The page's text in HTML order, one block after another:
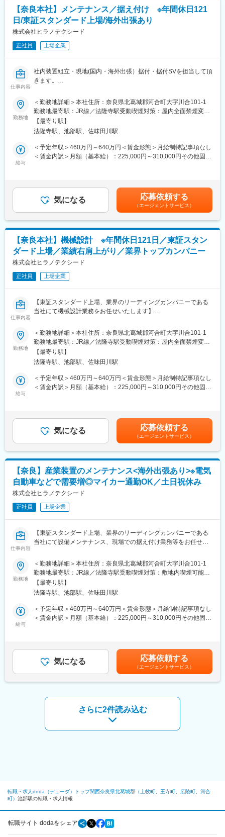
■組織構成：
各店舗には社員1～3名、スタッフ20名規模の従業員が在籍してお
り、約3～5店舗あたり1名のスーパーバイザー担当（30代～50代
女性、男性）が付いています。
を中心に京都、三重に店舗展開しており、今後東海など他エリア
への進出も計画中です。さらに今後地域の拡大と共に異業種フラ
変更の範囲：無
■取り扱い製品シルクエラスチンについて
・産官学連携で開発された人工タンパク質を用いた新規医療機器
日本初の遺伝子組み換え技術を用いた医療機器です。
当社は本製品量産の役割を担っております。
・通常の治療では治りにくい「慢性創傷」と呼ばれる傷に有効
「慢性創傷」は治癒に時間がかかり細菌感染等のリスクが高くな
ります。
従来の創傷用シートでは動物性タンパク質が使用されており、副
作用のリスクもありましたが、本製品では人工タンパク質の使用
・治療可能な症状の幅が広がる可能性もあり将来性も高い
半月板損傷への治験も行われ、優れた結果が出ている。今後さら
に広く治験が行われることも決まっており、一般提供へ向けたプ
ロジェクトが進んでいる。
■広陵化学工業株式会社について
1963年にプラスチック射出成形メーカーとして創業。
基本事項をマニュアルに定めルールを文書化し、クリーンルーム
を最適な状態で維持管理する体制を整えております。
・最新設備の導入：多様なニーズに高品質／短納期でお応えいた
します。
射出成形をはじめ、インジェクションブロー、ダイレクトブロー
などの成形技術を用いております。
現場のIT、IoT化を進め品質向上に繋げています。
パンデミックなど国際的に需要が急増する際にも安定供給できる
よう努めています。
【奈良本社】メンテナンス／据え付け ※年間休日121
日/東証スタンダード上場/海外出張あり
株式会社ヒラノテクシード
正社員 上場企業
仕事内容
社内装置組立・現地(国内・海外出張）据付・据付SVを担当して頂
きます。
します。
◎海外出張による業務がございます。
北米エリア、ヨーロッパ、中国、韓国、インドネシア
期間：1案件につき約1カ月程度（最長3カ月程度）出張期間以外
は奈良本社にて勤務。また国内出張（2週間～90日程度）もござ
います。
勤務地
＜勤務地詳細＞本社住所：奈良県北葛城郡河合町大字川合101-1
勤務地最寄駅：JR線／法隆寺駅受動喫煙対策：屋内全面禁煙変更
の範囲：会社の定める事業所
【最寄り駅】
法隆寺駅、池部駅、佐味田川駅
給与
＜予定年収＞460万円～640万円＜賃金形態＞月給制特記事項なし
＜賃金内訳＞月額（基本給）：225,000円～310,000円その他固定
回、5 か月分※想定年収は皆勤手当、TQC手当および、30 時間/月
の残業時間手当を含んでおります。※別途、弊社支給規程に基づ
き、住宅手当、家族手当を支給。賃金はあくまでも目安の金額で
あり、選考を通じて上下する可能性があります。月給(月額)は固定
手当を含めた表記です。
気になる 応募依頼する
（エージェントサービス）
【奈良本社】機械設計 ※年間休日121日／東証スタン
ダード上場／業績右肩上がり／業界トップカンパニー
株式会社ヒラノテクシード
正社員 上場企業
仕事内容
【東証スタンダード上場、業界のリーディングカンパニーである
当社にて機械設計業務をお任せいたします】
・同社営業担当とお客様と詳細な仕様の打ち合わせ
・同社製品の機械設計
・納品への立会い
◎海外出張による業務がございます。
・エリア：北米エリア、ヨーロッパ、中国、韓国、インドネシア
・期間：1案件につき約1か月程度（最長3か月程度）／年間1～2
回の出張
同社製品は業界トップクラスの精度を誇り、顧客要求を確実に再
現するため完全オーダーメイド方式を採用しています。そういっ
た製品を設計するのは難しさもある反面、技術者として非常にや
背景に、製品需要が急増しており、売上高は右肩上がりに伸びて
います。当社の塗工・化工技術は、リチウムイオン電池や半導体
に用いられており、スマートフォンや電気自動車の製造には欠か
せない製品となっています。数年前は、液晶に同社の技術が用い
られていました。このように、同社は時代ごとに最先端のモノに
塗工・化工技術の使用余地がないかを見つけて売り込んでいくの
が戦略であり、それが功を奏し、非常に多くの受注をいただいて
いる状況です。しかも、毎年きちんと昇給していきますので、将
来的に安心です。実際、定年退職者以外の離職率は低く社員より
非常に愛されている会社です。
８7年という長い歴史を持ち、一貫して「熱と風の技術」「塗布と
ライン制御の技術」に特化し事業を取り組んできました。今日ま
での経験と実績は他社にはない、同社ならではの魅力であり、永
遠の宝です。今、注力している薄膜コーティング技術の深耕する
技術を融合化させ、ナノテクノロジー・材料分野への挑戦を開始
しました
勤務地
＜勤務地詳細＞本社住所：奈良県北葛城郡河合町大字川合101-1
勤務地最寄駅：JR線／法隆寺駅受動喫煙対策：屋内全面禁煙変更
の範囲：会社の定める事業所
【最寄り駅】
法隆寺駅、池部駅、佐味田川駅
給与
＜予定年収＞460万円～640万円＜賃金形態＞月給制特記事項なし
＜賃金内訳＞月額（基本給）：225,000円～310,000円その他固定
回、5 か月分※想定年収は皆勤手当、TQC手当および、30 時間/月
の残業時間手当を含んでおります。※別途、弊社支給規程に基づ
き、住宅手当、家族手当を支給。賃金はあくまでも目安の金額で
あり、選考を通じて上下する可能性があります。月給(月額)は固定
手当を含めた表記です。
気になる 応募依頼する
（エージェントサービス）
【奈良】産業装置のメンテナンス<海外出張あり>※電気
自動車などで需要増◎マイカー通勤OK／土日祝休み
株式会社ヒラノテクシード
正社員 上場企業
仕事内容
【東証スタンダード上場、業界のリーディングカンパニーである
当社にて設備メンテナンス、現場での据え付け業務等をお任せい
■業務詳細：装置据付後の立ち上げ試運転調整作業を担当していた
だきます。
L装置調整作業（社内または現地へ出張にて行います）。
L不具合対応、メンテナンス。（問い合わせは月数十件） 定期点
検（年1回：発注べース）、社内テスト対応など
※出張割合は国内：海外＝2:8（海外出張は2ヶ月ほど）です。
回の出張
・出張期間以外は奈良本社にて勤務。国内出張もございます。
・同社製品は業界トップクラスの精度を誇り、顧客要求を確実に
再現するため完全オーダーメイド方式を採用しています。
そういった製品を設計するのは難しさもある反面、技術者として
れており、スマートフォンや電気自動車の製造には欠かせない製
工技術の使用余地がないかを見つけて売り込んでいくのが戦略で
勤務地
＜勤務地詳細＞本社住所：奈良県北葛城郡河合町大字川合101-1
勤務地最寄駅：JR線／法隆寺駅受動喫煙対策：敷地内喫煙可能場
所あり変更の範囲：会社の定める事業所
【最寄り駅】
法隆寺駅、池部駅、佐味田川駅
給与
＜予定年収＞460万円～640万円＜賃金形態＞月給制特記事項なし
＜賃金内訳＞月額（基本給）：225,000円～310,000円その他固定
回、5 か月分※想定年収は皆勤手当、TQC手当および、30 時間/月
の残業時間手当を含んでおります。※別途、弊社支給規程に基づ
き、住宅手当、家族手当を支給。賃金はあくまでも目安の金額で
あり、選考を通じて上下する可能性があります。月給(月額)は固定
気になる 応募依頼する
（エージェントサービス）
さらに2件読み込む
転職・求人doda（デューダ）トップ関西奈良県北葛城郡（上牧町、王寺町、広陵町、河合
町） 池部駅の転職・求人情報
転職サイト dodaをシェア